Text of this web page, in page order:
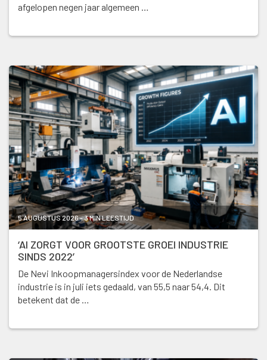
afgelopen negen jaar algemeen …
5 AUGUSTUS 2026 - 3 MIN LEESTIJD
‘AI ZORGT VOOR GROOTSTE GROEI INDUSTRIE
SINDS 2022’
De Nevi Inkoopmanagersindex voor de Nederlandse
industrie is in juli iets gedaald, van 55,5 naar 54,4. Dit
betekent dat de …